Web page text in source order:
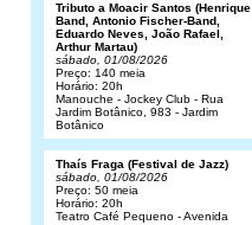
Tributo a Moacir Santos (Henrique
Band, Antonio Fischer-Band,
Eduardo Neves, João Rafael,
Arthur Martau)
sábado, 01/08/2026
Preço: 140 meia
Horário: 20h
Manouche - Jockey Club - Rua
Jardim Botânico, 983 - Jardim
Botânico
Thaís Fraga (Festival de Jazz)
sábado, 01/08/2026
Preço: 50 meia
Horário: 20h
Teatro Café Pequeno - Avenida